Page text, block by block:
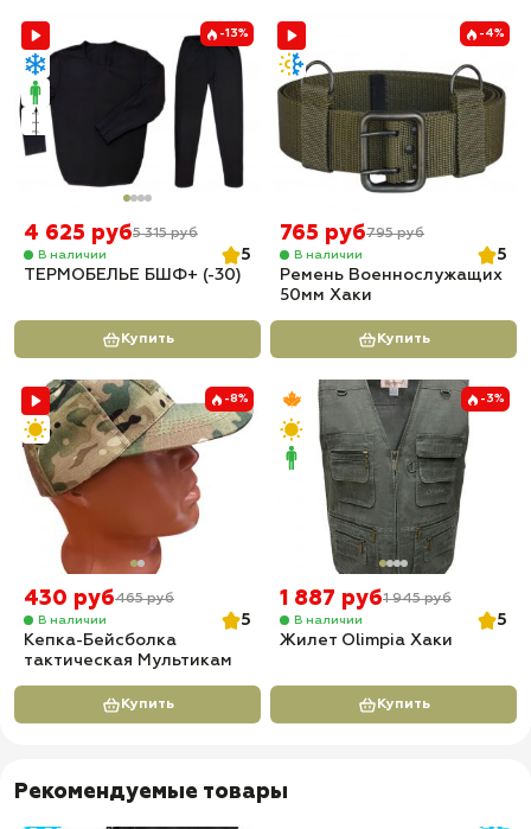
-13%
4 625 руб5 315 руб
В наличии
5
ТЕРМОБЕЛЬЕ БШФ+ (-30)
Купить
-4%
765 руб795 руб
В наличии
5
Ремень Военнослужащих
50мм Хаки
Купить
-8%
430 руб465 руб
В наличии
5
Кепка-Бейсболка
тактическая Мультикам
Купить
-3%
1 887 руб1 945 руб
В наличии
5
Жилет Olimpia Хаки
Купить
Рекомендуемые товары